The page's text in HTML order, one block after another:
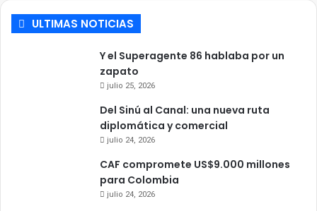
ULTIMAS NOTICIAS
Y el Superagente 86 hablaba por un
zapato
julio 25, 2026
Del Sinú al Canal: una nueva ruta
diplomática y comercial
julio 24, 2026
CAF compromete US$9.000 millones
para Colombia
julio 24, 2026